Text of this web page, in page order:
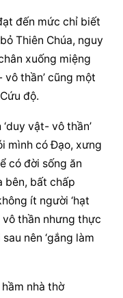
đến mức chỉ biết
Thiên Chúa, nguy
xuống miệng
vô thần’ cũng một
độ.
vật- vô thần’
mình có Đạo, xưng
có đời sống ăn
bên, bất chấp
ít người ‘hạt
thần nhưng thực
nên ‘gắng làm
nhà thờ